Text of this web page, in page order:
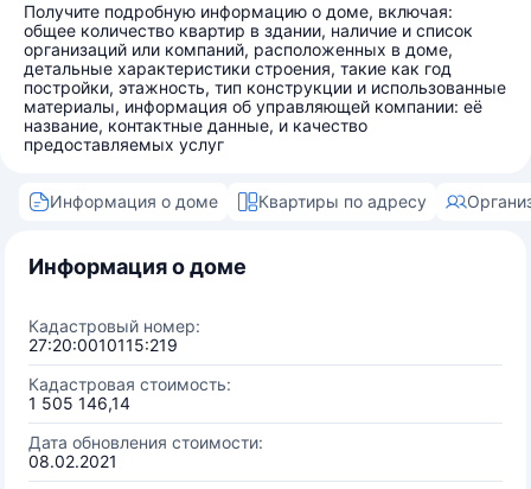
Получите подробную информацию о доме, включая:
общее количество квартир в здании, наличие и список
организаций или компаний, расположенных в доме,
детальные характеристики строения, такие как год
постройки, этажность, тип конструкции и использованные
материалы, информация об управляющей компании: её
название, контактные данные, и качество
предоставляемых услуг
Информация о доме Квартиры по адресу
Информация о доме
Кадастровый номер:
27:20:0010115:219
Кадастровая стоимость:
1 505 146,14
Дата обновления стоимости:
08.02.2021